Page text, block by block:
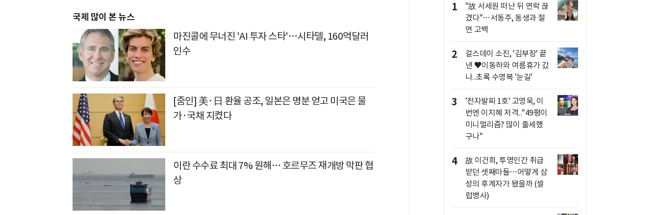
국제 많이 본 뉴스
마진콜에 무너진 'AI 투자 스타'…시타델, 160억달러
인수
[줌인] 美·日 환율 공조, 일본은 명분 얻고 미국은 물
가·국채 지켰다
이란 수수료 최대 7% 원해… 호르무즈 재개방 막판 협
상
1
"故 서세원 떠난 뒤 연락 끊
겼다"…서동주, 동생과 절
연 고백
2
걸스데이 소진, '김부장' 끝
낸 ♥이동하와 여름휴가 갔
나..초록 수영복 '눈길'
3
'전자발찌 1호' 고영욱, 이
번엔 이지혜 저격.."49평이
미니멀리즘? 많이 출세했
구나"
4
故 이건희, 투명인간 취급
받던 셋째아들…어떻게 삼
성의 후계자가 됐을까 (셀
럽병사)